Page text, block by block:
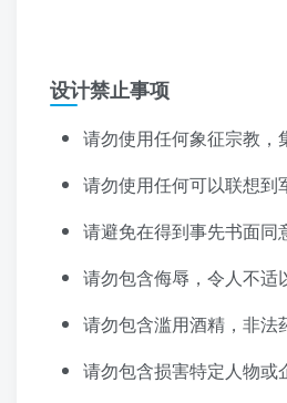
设计禁止事项
请勿使用任何象征宗教，
请勿使用任何可以联想到
请避免在得到事先书面同
请勿包含侮辱，令人不适
请勿包含滥用酒精，非法
请勿包含损害特定人物或